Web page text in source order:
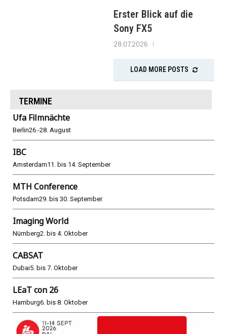
Erster Blick auf die
Sony FX5
28.07.2026
LOAD MORE POSTS
TERMINE
Ufa Filmnächte
Berlin26.-28. August
IBC
Amsterdam11. bis 14. September
MTH Conference
Potsdam29. bis 30. September
Imaging World
Nürnberg2. bis 4. Oktober
CABSAT
Dubai5. bis 7. Oktober
LEaT con 26
Hamburg6. bis 8. Oktober